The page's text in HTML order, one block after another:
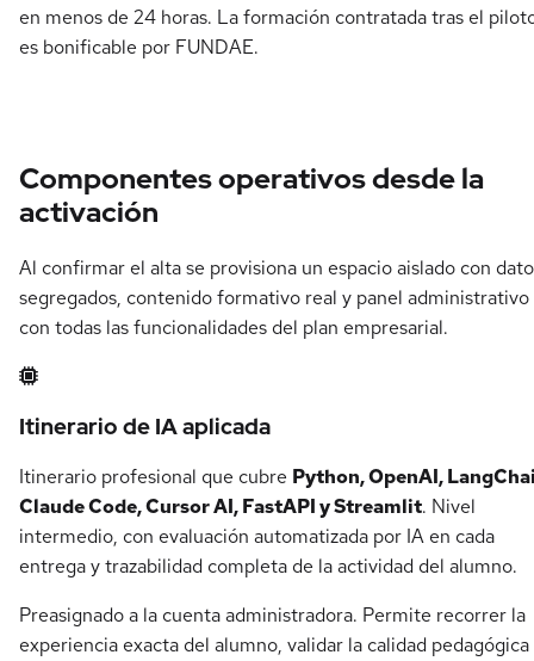
en menos de 24 horas. La formación contratada tras el
es bonificable por FUNDAE.
Componentes operativos desde la
activación
Al confirmar el alta se provisiona un espacio aislado con
segregados, contenido formativo real y panel administrativo
con todas las funcionalidades del plan empresarial.
Itinerario de IA aplicada
Itinerario profesional que cubre Python, OpenAI,
Claude Code, Cursor AI, FastAPI y Streamlit. Nivel
intermedio, con evaluación automatizada por IA en cada
entrega y trazabilidad completa de la actividad del alumno.
Preasignado a la cuenta administradora. Permite recorrer la
experiencia exacta del alumno, validar la calidad pedagógica